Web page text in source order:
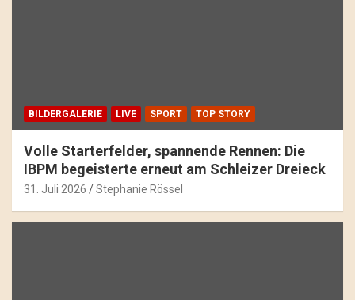
BILDERGALERIE LIVE SPORT TOP STORY
Volle Starterfelder, spannende Rennen: Die
IBPM begeisterte erneut am Schleizer Dreieck
31. Juli 2026 Stephanie Rössel